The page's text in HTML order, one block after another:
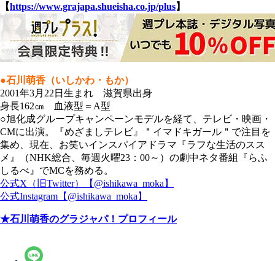
【https://www.grajapa.shueisha.co.jp/plus】
●石川萌香（いしかわ・もか）
2001年3月22日生まれ 滋賀県出身
身長162㎝ 血液型＝A型
○旭化成グループキャンペーンモデルを経て、テレビ・映画・
CMに出演。『めざましテレビ』＂イマドキガール＂で注目を
集め、現在、お笑いインスパイアドラマ『ラフな生活のスス
メ』（NHK総合、毎週火曜23：00～）の劇中ネタ番組『らふ
しるべ』でMCを務める。
公式X（旧Twitter）【@ishikawa_moka】
公式Instagram【@ishikawa_moka】
★石川萌香のグラジャパ！プロフィール